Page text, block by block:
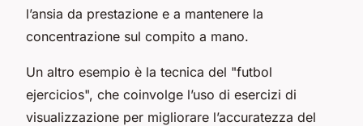
l’ansia da prestazione e a mantenere la
concentrazione sul compito a mano.
Un altro esempio è la tecnica del "futbol
ejercicios", che coinvolge l’uso di esercizi di
visualizzazione per migliorare l’accuratezza del